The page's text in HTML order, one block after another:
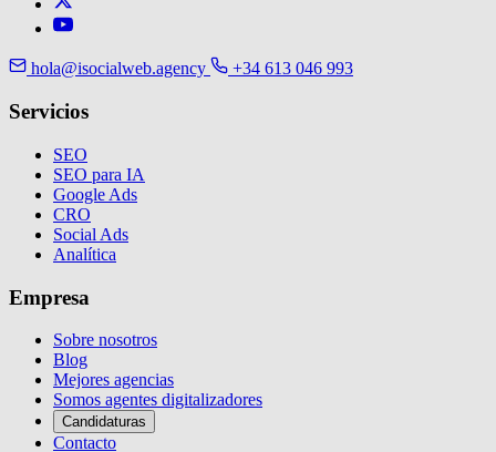
hola@isocialweb.agency +34 613 046 993
Servicios
SEO
SEO para IA
Google Ads
CRO
Social Ads
Analítica
Empresa
Sobre nosotros
Blog
Mejores agencias
Somos agentes digitalizadores
Candidaturas
Contacto